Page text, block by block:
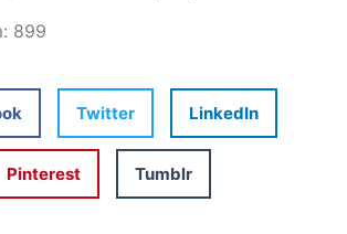
899
Twitter LinkedIn
Pinterest Tumblr